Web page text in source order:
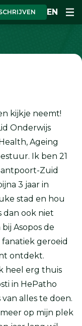
EN
kijkje neemt!
Onderwijs
Ageing
Ik ben 21
Zuid
3 jaar in
stad en hou
dan ook niet
Asopos de
geroeid
ontdekt.
heel erg thuis
in HePatho
van alles te doen.
op mijn plek